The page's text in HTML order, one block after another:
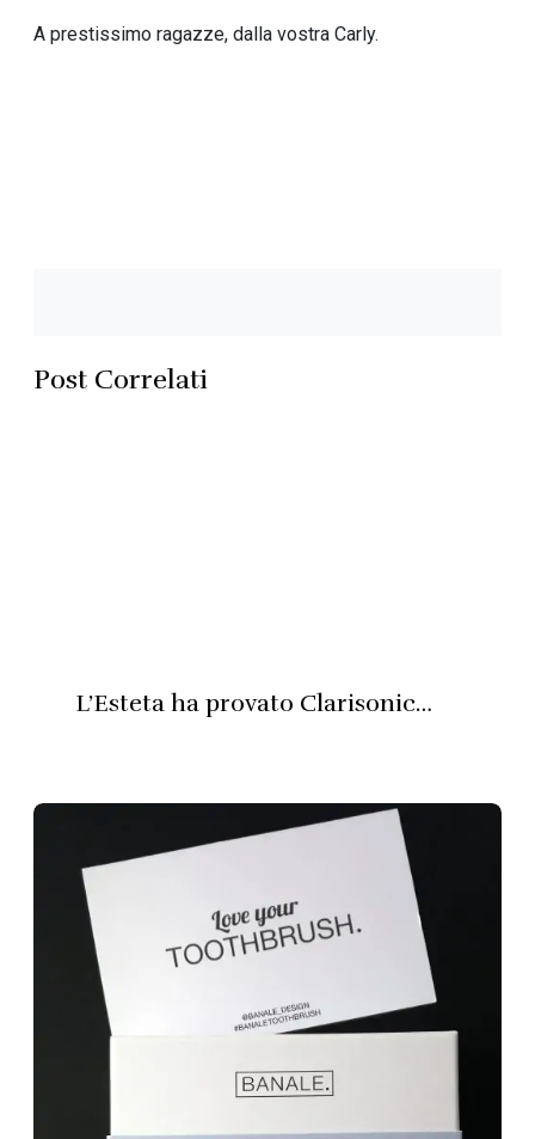
A prestissimo ragazze, dalla vostra Carly.
Post Correlati
L’Esteta ha provato Clarisonic…